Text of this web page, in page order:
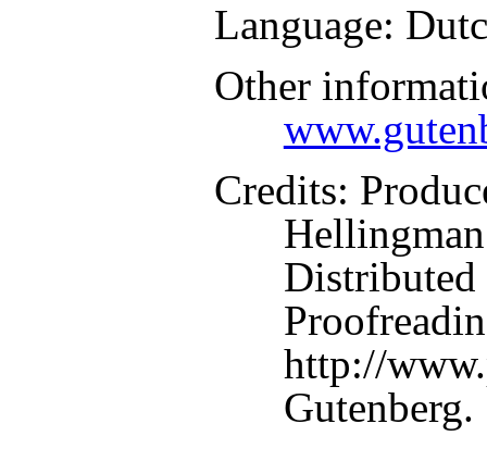
Language:
Other
Credits:
Distributed
http://
Gutenberg.